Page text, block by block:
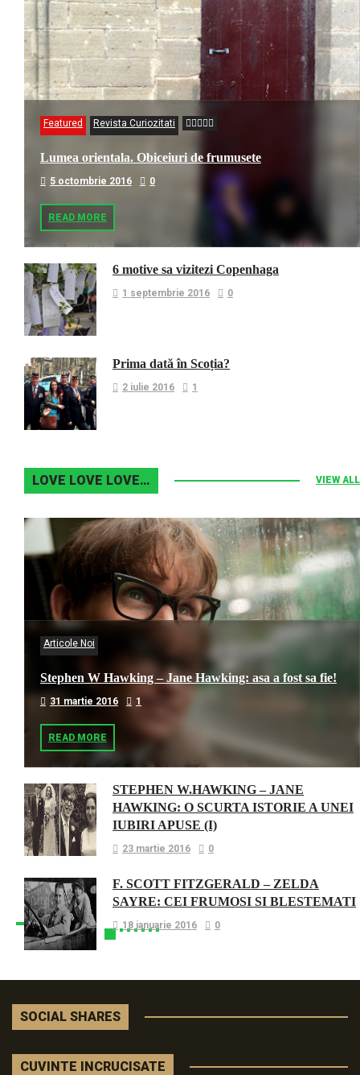
Featured Revista Curiozitati
Lumea orientala. Obiceiuri de frumusete
5 octombrie 2016 0
READ MORE
6 motive sa vizitezi Copenhaga
1 septembrie 2016 0
Prima dată în Scoția?
2 iulie 2016 1
LOVE LOVE LOVE… VIEW ALL
Articole Noi
Stephen W Hawking – Jane Hawking: asa a fost sa fie!
31 martie 2016 1
READ MORE
STEPHEN W.HAWKING – JANE
HAWKING: O SCURTA ISTORIE A UNEI
IUBIRI APUSE (I)
23 martie 2016 0
F. SCOTT FITZGERALD – ZELDA
SAYRE: CEI FRUMOSI SI BLESTEMATI
18 ianuarie 2016 0
SOCIAL SHARES
CUVINTE INCRUCISATE